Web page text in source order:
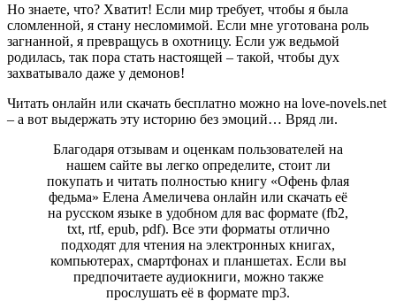
Но знаете, что? Хватит! Если мир требует, чтобы я была
сломленной, я стану несломимой. Если мне уготована роль
загнанной, я превращусь в охотницу. Если уж ведьмой
родилась, так пора стать настоящей – такой, чтобы дух
захватывало даже у демонов!
Читать онлайн или скачать бесплатно можно на love-novels.net
– а вот выдержать эту историю без эмоций… Вряд ли.
Благодаря отзывам и оценкам пользователей на
нашем сайте вы легко определите, стоит ли
покупать и читать полностью книгу «Офень флая
федьма» Елена Амеличева онлайн или скачать её
на русском языке в удобном для вас формате (fb2,
txt, rtf, epub, pdf). Все эти форматы отлично
подходят для чтения на электронных книгах,
компьютерах, смартфонах и планшетах. Если вы
предпочитаете аудиокниги, можно также
прослушать её в формате mp3.